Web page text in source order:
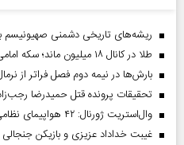
ریشه‌های تاریخی دشمنی صهیونیسم
طلا در کانال ۱۸ میلیون ماند؛ سکه امامی ۱۸۶ میلیون تومان شد
بارش‌ها در نیمه دوم فصل فراتر از
تحقیقات پرونده قتل حمیدرضا
وال‌استریت ژورنال: ۴۲ هواپیمای نظامی آمریکا در حملات ایران آسیب دیدند
غیبت خداداد عزیزی و بازیکن جنجالی